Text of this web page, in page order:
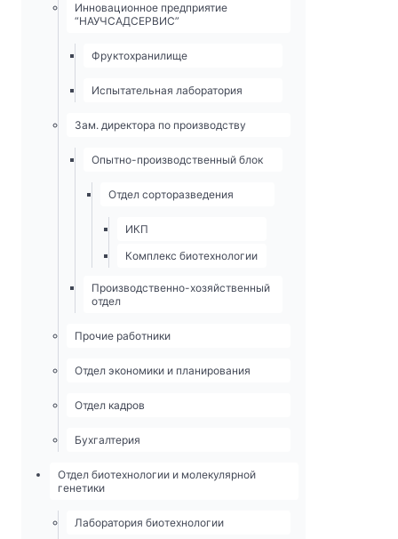
Инновационное предприятие
“НАУЧСАДСЕРВИС”
Фруктохранилище
Испытательная лаборатория
Зам. директора по производству
Опытно-­производственный блок
Отдел сорторазведения
ИКП
Комплекс биотехнологии
Производственно-хозяйственный
отдел
Прочие работники
Отдел экономики и планирования
Отдел кадров
Бухгалтерия
Отдел биотехнологии и молекулярной
генетики
Лаборатория биотехнологии